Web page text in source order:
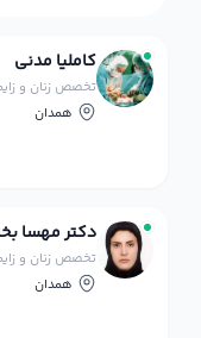
کاملیا مدنی
تخصص زنان و
همدان
دکتر مهسا
تخصص زنان و
همدان